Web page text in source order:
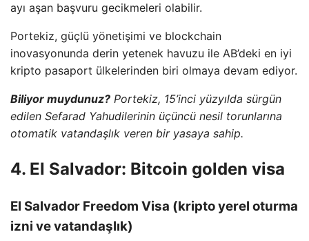
ayı aşan başvuru gecikmeleri olabilir.
Portekiz, güçlü yönetişimi ve blockchain
inovasyonunda derin yetenek havuzu ile AB’deki en iyi
kripto pasaport ülkelerinden biri olmaya devam ediyor.
Biliyor muydunuz? Portekiz, 15’inci yüzyılda sürgün
edilen Sefarad Yahudilerinin üçüncü nesil torunlarına
otomatik vatandaşlık veren bir yasaya sahip.
4. El Salvador: Bitcoin golden visa
El Salvador Freedom Visa (kripto yerel oturma
izni ve vatandaşlık)